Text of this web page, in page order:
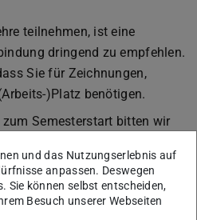
teilnehmen, ist eine
dringend zu empfehlen.
Sie für Zeichnungen,
)Platz benötigen.
Semesterstart bitten wir
zu entnehmen.
zu allen Lernangeboten
Sie sich so schnell wie möglich
und das Nutzungserlebnis auf
anpassen. Deswegen
Sie können selbst entscheiden,
Besuch unserer Webseiten